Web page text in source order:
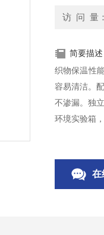
访 问 量
简要描述
织物保温性
容易清洁。
不渗漏。独
环境实验箱
在